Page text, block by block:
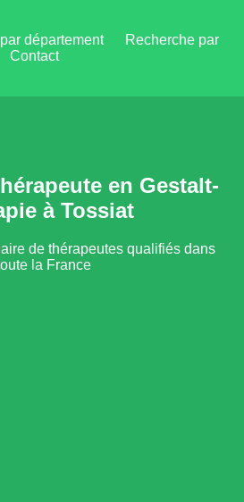
département
Recherche par
Contact
en Gestalt-
à Tossiat
de thérapeutes qualifiés dans
la France